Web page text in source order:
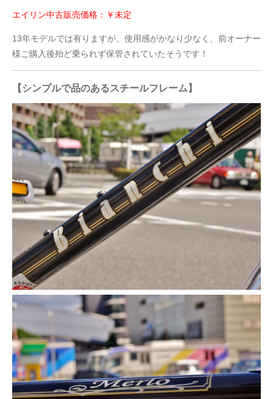
エイリン中古販売価格：￥未定
13年モデルでは有りますが、使用感がかなり少なく、前オーナー
様ご購入後殆ど乗られず保管されていたそうです！
【シンプルで品のあるスチールフレーム】